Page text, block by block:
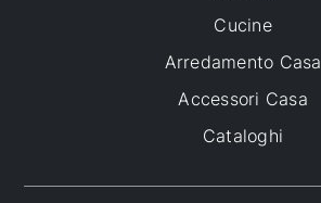
Cucine
Arredamento Casa
Accessori Casa
Cataloghi